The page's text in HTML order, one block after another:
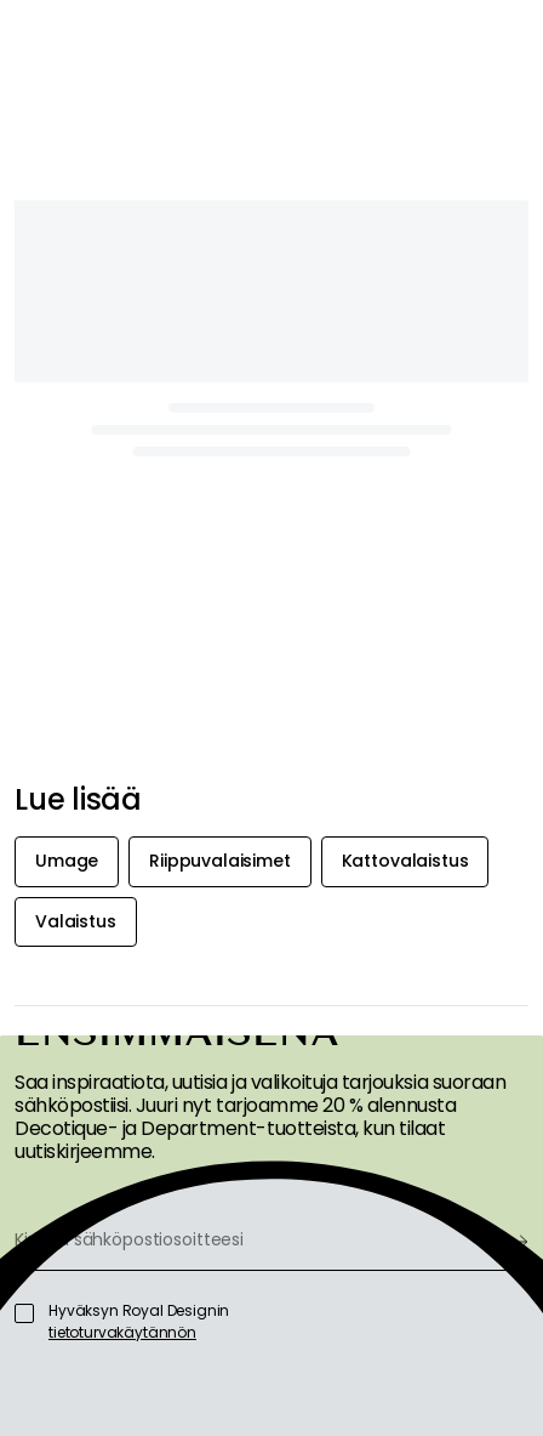
Lue lisää
Umage Riippuvalaisimet Kattovalaistus
Valaistus
SAA INSPIRAATIOTA &
TARJOUKSIA
ENSIMMÄISENÄ
Saa inspiraatiota, uutisia ja valikoituja tarjouksia suoraan
sähköpostiisi. Juuri nyt tarjoamme 20 % alennusta
Decotique- ja Department-tuotteista, kun tilaat
uutiskirjeemme.
Hyväksyn Royal Designin
tietoturvakäytännön